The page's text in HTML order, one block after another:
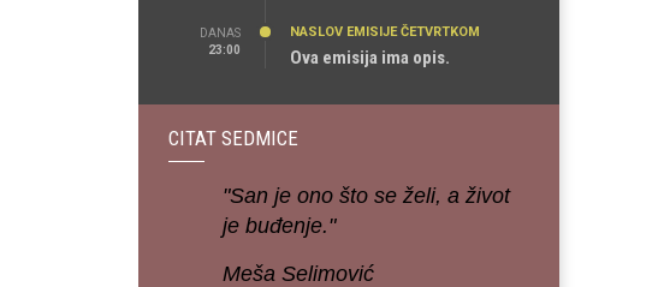
DANAS
23:00
NASLOV EMISIJE ČETVRTKOM
Ova emisija ima opis.
CITAT SEDMICE
"San je ono što se želi, a život
je buđenje."
Meša Selimović